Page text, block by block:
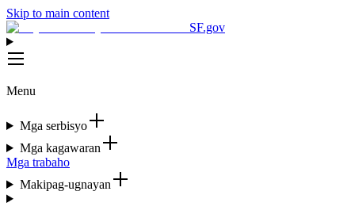
Skip to main content
SF.gov
Menu
Mga serbisyo
Mga kagawaran
Mga trabaho
Makipag-ugnayan